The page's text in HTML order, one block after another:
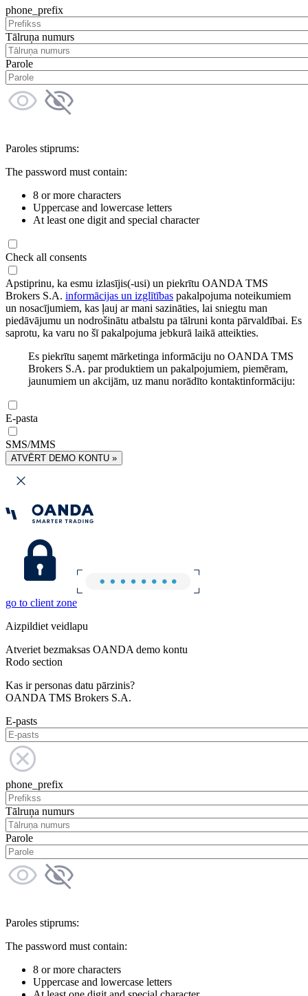
phone_prefix
Tālruņa numurs
Parole
Paroles stiprums:
The password must contain:
8 or more characters
Uppercase and lowercase letters
At least one digit and special character
Check all consents
Apstiprinu, ka esmu izlasījis(-usi) un piekrītu OANDA TMS
Brokers S.A. informācijas un izglītības pakalpojuma noteikumiem
un nosacījumiem, kas ļauj ar mani sazināties, lai sniegtu man
piedāvājumu un nodrošinātu atbalstu pa tālruni konta pārvaldībai. Es
saprotu, ka varu no šī pakalpojuma jebkurā laikā atteikties.
Es piekrītu saņemt mārketinga informāciju no OANDA TMS
Brokers S.A. par produktiem un pakalpojumiem, piemēram,
jaunumiem un akcijām, uz manu norādīto kontaktinformāciju:
E-pasta
SMS/MMS
ATVĒRT DEMO KONTU »
go to client zone
Aizpildiet veidlapu
Atveriet bezmaksas OANDA demo kontu
Rodo section
Kas ir personas datu pārzinis?
OANDA TMS Brokers S.A.
E-pasts
phone_prefix
Tālruņa numurs
Parole
Paroles stiprums:
The password must contain:
8 or more characters
Uppercase and lowercase letters